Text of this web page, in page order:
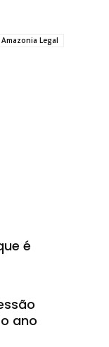
Amazonia Legal
é
ano